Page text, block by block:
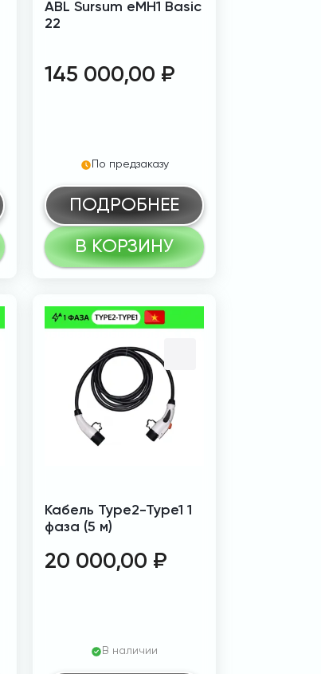
ABL Sursum eMH1 Basic
22
145 000,00 ₽
По предзаказу
ПОДРОБНЕЕ
В КОРЗИНУ
Кабель Type2-Type1 1
фаза (5 м)
20 000,00 ₽
В наличии